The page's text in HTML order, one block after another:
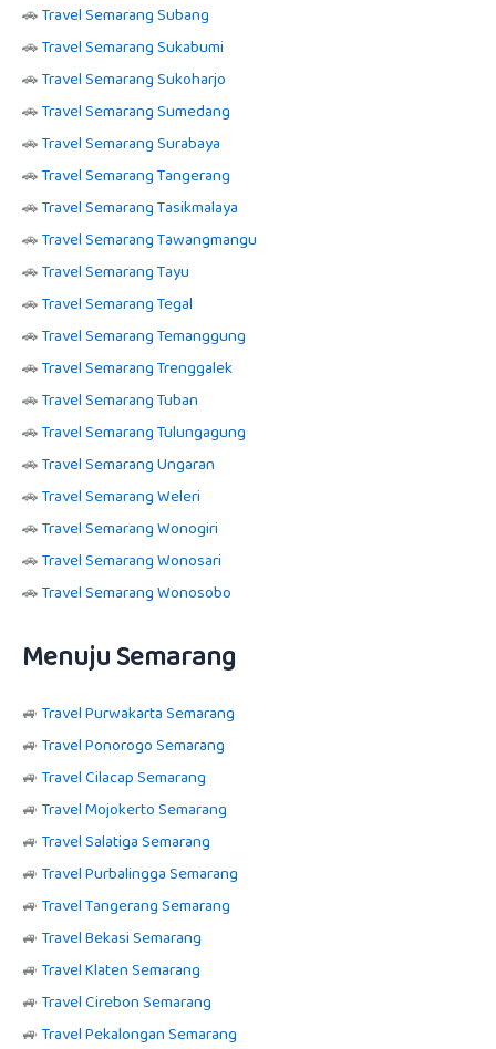
🚗Travel Semarang Subang
🚗Travel Semarang Sukabumi
🚗Travel Semarang Sukoharjo
🚗Travel Semarang Sumedang
🚗Travel Semarang Surabaya
🚗Travel Semarang Tangerang
🚗Travel Semarang Tasikmalaya
🚗Travel Semarang Tawangmangu
🚗Travel Semarang Tayu
🚗Travel Semarang Tegal
🚗Travel Semarang Temanggung
🚗Travel Semarang Trenggalek
🚗Travel Semarang Tuban
🚗Travel Semarang Tulungagung
🚗Travel Semarang Ungaran
🚗Travel Semarang Weleri
🚗Travel Semarang Wonogiri
🚗Travel Semarang Wonosari
🚗Travel Semarang Wonosobo
Menuju Semarang
🚙 Travel Purwakarta Semarang
🚙 Travel Ponorogo Semarang
🚙 Travel Cilacap Semarang
🚙 Travel Mojokerto Semarang
🚙 Travel Salatiga Semarang
🚙 Travel Purbalingga Semarang
🚙 Travel Tangerang Semarang
🚙 Travel Bekasi Semarang
🚙 Travel Klaten Semarang
🚙 Travel Cirebon Semarang
🚙 Travel Pekalongan Semarang